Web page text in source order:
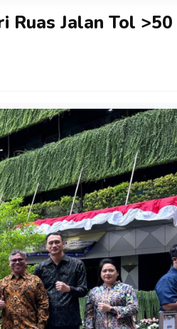
Ruas Jalan Tol >50